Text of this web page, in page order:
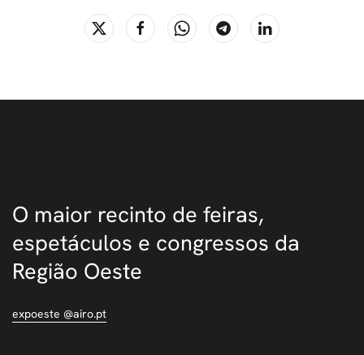
O maior recinto de feiras,
espetáculos e congressos da
Região Oeste
expoeste @airo.pt